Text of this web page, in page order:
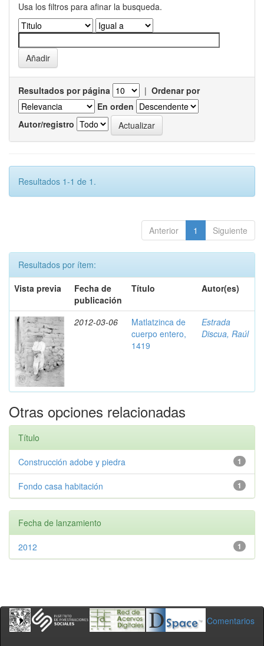
Usa los filtros para afinar la busqueda.
Resultados por página | Ordenar por
En orden
Autor/registro
Resultados 1-1 de 1.
Anterior 1 Siguiente
Resultados por ítem:
Vista previa
Fecha de
publicación
Título Autor(es)
2012-03-06
Matlatzinca de
cuerpo entero,
1419
Estrada
Discua, Raúl
Otras opciones relacionadas
Título
1
Construcción adobe y piedra
1
Fondo casa habitación
Fecha de lanzamiento
1
2012
Comentarios